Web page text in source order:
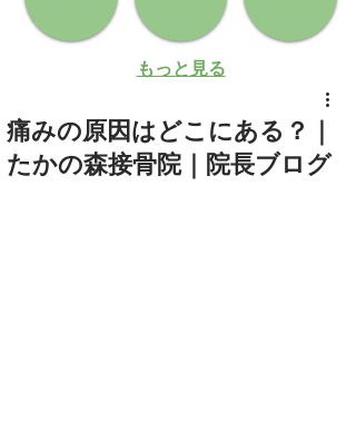
もっと見る
痛みの原因はどこにある？｜
たかの森接骨院｜院長ブログ